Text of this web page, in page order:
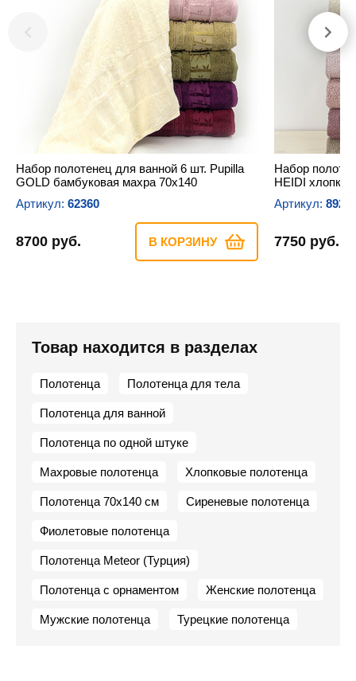
Набор полотенец для ванной 6 шт. Pupilla
GOLD бамбуковая махра 70х140
Артикул: 62360
8700 руб. В КОРЗИНУ
Набор
HEIDI
Артикул:
7750 руб.
Товар находится в разделах
Полотенца Полотенца для тела
Полотенца для ванной
Полотенца по одной штуке
Махровые полотенца Хлопковые полотенца
Полотенца 70х140 см Сиреневые полотенца
Фиолетовые полотенца
Полотенца Meteor (Турция)
Полотенца с орнаментом Женские полотенца
Мужские полотенца Турецкие полотенца